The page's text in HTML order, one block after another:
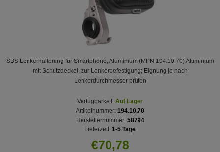
SBS Lenkerhalterung für Smartphone, Aluminium (MPN 194.10.70) Aluminium
mit Schutzdeckel, zur Lenkerbefestigung; Eignung je nach
Lenkerdurchmesser prüfen
Verfügbarkeit: Auf Lager
Artikelnummer: 194.10.70
Herstellernummer: 58794
Lieferzeit: 1-5 Tage
€70,78